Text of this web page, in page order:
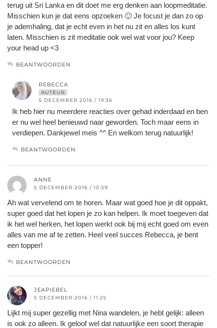
terug uit Sri Lanka en dit doet me erg denken aan loopmeditatie.
Misschien kun je dat eens opzoeken 🙂 Je focust je dan zo op
je ademhaling, dat je echt even in het nu zit en alles los kunt
laten. Misschien is zit meditatie ook wel wat voor jou? Keep
your head up <3
BEANTWOORDEN
REBECCA
AUTEUR
5 DECEMBER 2016 / 19:36
Ik heb hier nu meerdere reacties over gehad inderdaad en ben
er nu wel heel benieuwd naar geworden. Toch maar eens in
verdiepen. Dankjewel meis ^^ En welkom terug natuurlijk!
BEANTWOORDEN
ANNE
5 DECEMBER 2016 / 10:59
Ah wat vervelend om te horen. Maar wat goed hoe je dit oppakt,
super goed dat het lopen je zo kan helpen. Ik moet toegeven dat
ik het wel herken, het lopen werkt ook bij mij echt goed om even
alles van me af te zetten. Heel veel succes Rebecca, je bent
een topper!
BEANTWOORDEN
JEAPIEBEL
5 DECEMBER 2016 / 11:25
Lijkt mij super gezellig met Nina wandelen, je hebt gelijk: alleen
is ook zo alleen. Ik geloof wel dat natuurlijke een soort therapie